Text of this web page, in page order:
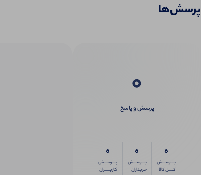
پرسش‌ها
0
پرسش و پاسخ
0
پـــرســـش
کــــل کالا
0
پـــرســـش
خریداران
0
پـــرســـش
کاربـــــران